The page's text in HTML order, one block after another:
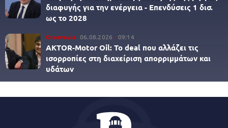
διαφυγής για την ενέργεια - Επενδύσεις 1 δισ.
ως το 2028
Οικονομία 06.08.2026 09:14
AKTOR-Motor Oil: Το deal που αλλάζει τις
ισορροπίες στη διαχείριση απορριμμάτων και
υδάτων